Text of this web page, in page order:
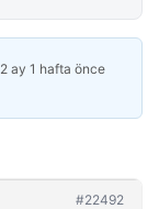
2 ay 1 hafta önce
#22492